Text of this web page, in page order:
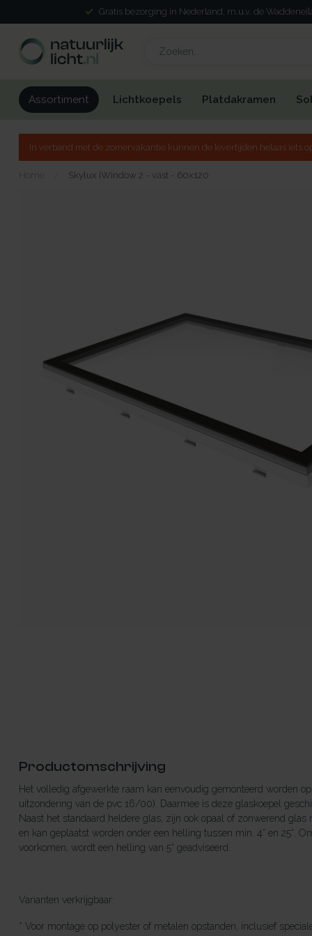
Gratis bezorging in Nederland, m.u.v. de
Assortiment Lichtkoepels Platdakramen
In verband met de zomervakantie kunnen de levertijden helaas iets
Home Skylux iWindow 2 - vast - 60x120
Productomschrijving
Het volledig afgewerkte raam kan eenvoudig gemonteerd worden
uitzondering van de pvc 16/00). Daarmee is deze glaskoepel
Naast het standaard heldere glas, zijn ook opaal of zonwerend
en kan geplaatst worden onder een helling tussen min. 4° en 25°.
voorkomen, wordt een helling van 5° geadviseerd.
Varianten verkrijgbaar:
* Voor montage op polyester of metalen opstanden, inclusief